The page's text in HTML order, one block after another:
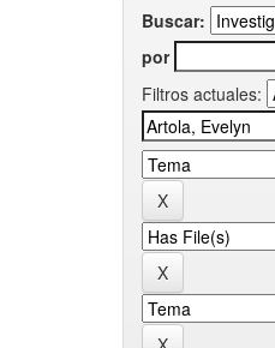
Buscar:
por
Filtros actuales: